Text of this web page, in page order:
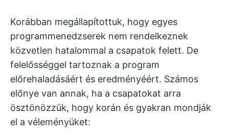
Korábban megállapítottuk, hogy egyes
programmenedzserek nem rendelkeznek
közvetlen hatalommal a csapatok felett. De
felelősséggel tartoznak a program
előrehaladásáért és eredményéért. Számos
előnye van annak, ha a csapatokat arra
ösztönözzük, hogy korán és gyakran mondják
el a véleményüket: